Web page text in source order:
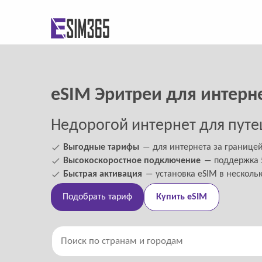
eSIM Эритреи для
Недорогой интернет для
Выгодные тарифы ― для интернета за
Высокоскоростное подключение ― поддержка
Быстрая активация ― установка eSIM в
Подобрать тариф Купить eSIM